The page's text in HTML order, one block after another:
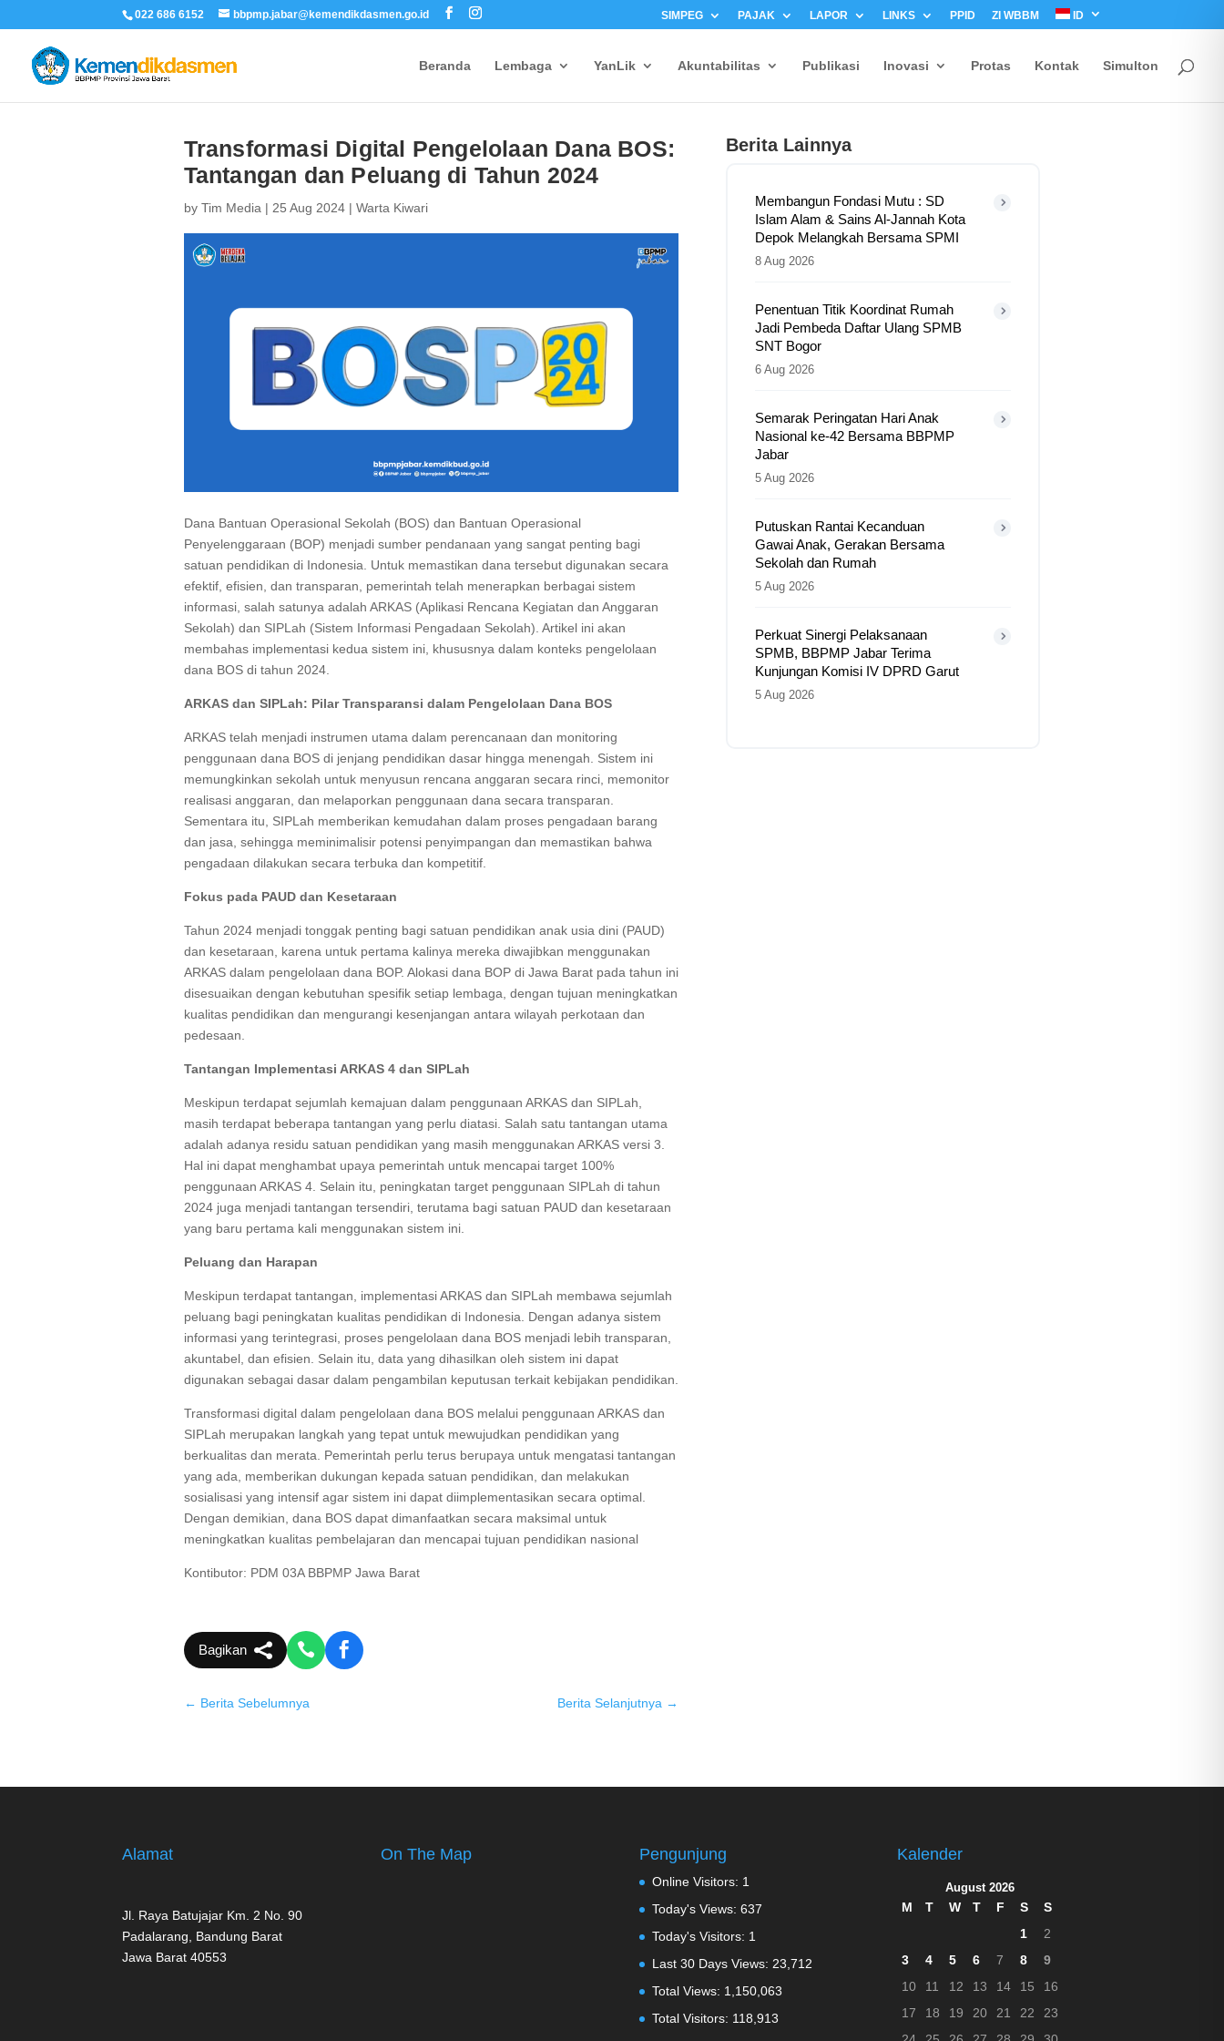
022 686 6152 bbpmp.jabar@kemendikdasmen.go.id SIMPEG PAJAK LAPOR LINKS PPID ZI WBBM ID
Beranda Lembaga YanLik Akuntabilitas Publikasi Inovasi Protas Kontak Simulton
Transformasi Digital Pengelolaan Dana BOS:
Tantangan dan Peluang di Tahun 2024
by Tim Media | 25 Aug 2024| Warta Kiwari
Dana Bantuan Operasional Sekolah (BOS) dan Bantuan Operasional
Penyelenggaraan (BOP) menjadi sumber pendanaan yang sangat penting bagi
satuan pendidikan di Indonesia. Untuk memastikan dana tersebut digunakan secara
efektif, efisien, dan transparan, pemerintah telah menerapkan berbagai sistem
informasi, salah satunya adalah ARKAS (Aplikasi Rencana Kegiatan dan Anggaran
Sekolah) dan SIPLah (Sistem Informasi Pengadaan Sekolah). Artikel ini akan
membahas implementasi kedua sistem ini, khususnya dalam konteks pengelolaan
dana BOS di tahun 2024.
ARKAS dan SIPLah: Pilar Transparansi dalam Pengelolaan Dana BOS
ARKAS telah menjadi instrumen utama dalam perencanaan dan monitoring
penggunaan dana BOS di jenjang pendidikan dasar hingga menengah. Sistem ini
memungkinkan sekolah untuk menyusun rencana anggaran secara rinci, memonitor
realisasi anggaran, dan melaporkan penggunaan dana secara transparan.
Sementara itu, SIPLah memberikan kemudahan dalam proses pengadaan barang
dan jasa, sehingga meminimalisir potensi penyimpangan dan memastikan bahwa
pengadaan dilakukan secara terbuka dan kompetitif.
Fokus pada PAUD dan Kesetaraan
Tahun 2024 menjadi tonggak penting bagi satuan pendidikan anak usia dini (PAUD)
dan kesetaraan, karena untuk pertama kalinya mereka diwajibkan menggunakan
ARKAS dalam pengelolaan dana BOP. Alokasi dana BOP di Jawa Barat pada tahun ini
disesuaikan dengan kebutuhan spesifik setiap lembaga, dengan tujuan meningkatkan
kualitas pendidikan dan mengurangi kesenjangan antara wilayah perkotaan dan
pedesaan.
Tantangan Implementasi ARKAS 4 dan SIPLah
Meskipun terdapat sejumlah kemajuan dalam penggunaan ARKAS dan SIPLah,
masih terdapat beberapa tantangan yang perlu diatasi. Salah satu tantangan utama
adalah adanya residu satuan pendidikan yang masih menggunakan ARKAS versi 3.
Hal ini dapat menghambat upaya pemerintah untuk mencapai target 100%
penggunaan ARKAS 4. Selain itu, peningkatan target penggunaan SIPLah di tahun
2024 juga menjadi tantangan tersendiri, terutama bagi satuan PAUD dan kesetaraan
yang baru pertama kali menggunakan sistem ini.
Peluang dan Harapan
Meskipun terdapat tantangan, implementasi ARKAS dan SIPLah membawa sejumlah
peluang bagi peningkatan kualitas pendidikan di Indonesia. Dengan adanya sistem
informasi yang terintegrasi, proses pengelolaan dana BOS menjadi lebih transparan,
akuntabel, dan efisien. Selain itu, data yang dihasilkan oleh sistem ini dapat
digunakan sebagai dasar dalam pengambilan keputusan terkait kebijakan pendidikan.
Transformasi digital dalam pengelolaan dana BOS melalui penggunaan ARKAS dan
SIPLah merupakan langkah yang tepat untuk mewujudkan pendidikan yang
berkualitas dan merata. Pemerintah perlu terus berupaya untuk mengatasi tantangan
yang ada, memberikan dukungan kepada satuan pendidikan, dan melakukan
sosialisasi yang intensif agar sistem ini dapat diimplementasikan secara optimal.
Dengan demikian, dana BOS dapat dimanfaatkan secara maksimal untuk
meningkatkan kualitas pembelajaran dan mencapai tujuan pendidikan nasional
Kontibutor: PDM 03A BBPMP Jawa Barat
Bagikan
← Berita Sebelumnya Berita Selanjutnya →
Berita Lainnya
Membangun Fondasi Mutu : SD
Islam Alam & Sains Al-Jannah Kota
Depok Melangkah Bersama SPMI
8 Aug 2026
Penentuan Titik Koordinat Rumah
Jadi Pembeda Daftar Ulang SPMB
SNT Bogor
6 Aug 2026
Semarak Peringatan Hari Anak
Nasional ke-42 Bersama BBPMP
Jabar
5 Aug 2026
Putuskan Rantai Kecanduan
Gawai Anak, Gerakan Bersama
Sekolah dan Rumah
5 Aug 2026
Perkuat Sinergi Pelaksanaan
SPMB, BBPMP Jabar Terima
Kunjungan Komisi IV DPRD Garut
5 Aug 2026
Alamat
Jl. Raya Batujajar Km. 2 No. 90
Padalarang, Bandung Barat
Jawa Barat 40553
On The Map Pengunjung
Online Visitors: 1
Today's Views: 637
Today's Visitors: 1
Last 30 Days Views: 23,712
Total Views: 1,150,063
Total Visitors: 118,913
Kalender
August 2026
M T W T F S
S
1
2
3
4 5 6 7 8
9
10
11 12 13 14 15
16
17
18 19 20 21 22
23